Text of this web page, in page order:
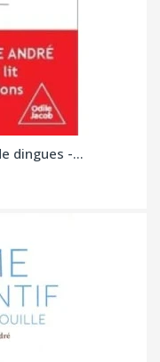
dingues -...